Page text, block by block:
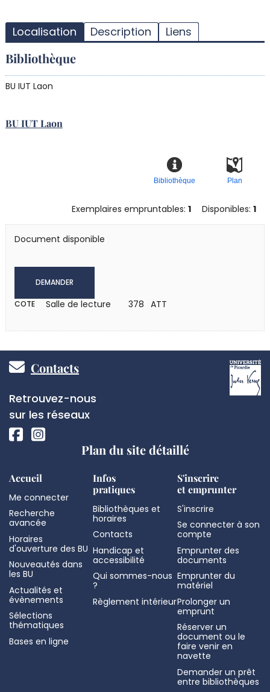
Localisation Description Liens
Bibliothèque
BU IUT Laon
BU IUT Laon
Plan
Bibliothèque
Exemplaires empruntables:1 Disponibles:1
Document disponible
DEMANDER
COTE Salle de lecture 378 ATT
Pied
de
page
Contacts
Réseaux
sociaux
Retrouvez-nous
sur les réseaux
Plan du site détaillé
Accueil
Me connecter
Recherche
avancée
Horaires
d'ouverture des BU
Nouveautés dans
les BU
Actualités et
évènements
Sélections
thématiques
Bases en ligne
Infos
pratiques
Bibliothèques et
horaires
Contacts
Handicap et
accessibilité
Qui sommes-nous
?
Règlement intérieur
S'inscrire
et emprunter
S'inscrire
Se connecter à son
compte
Emprunter des
documents
Emprunter du
matériel
Prolonger un
emprunt
Réserver un
document ou le
faire venir en
navette
Demander un prêt
entre bibliothèques